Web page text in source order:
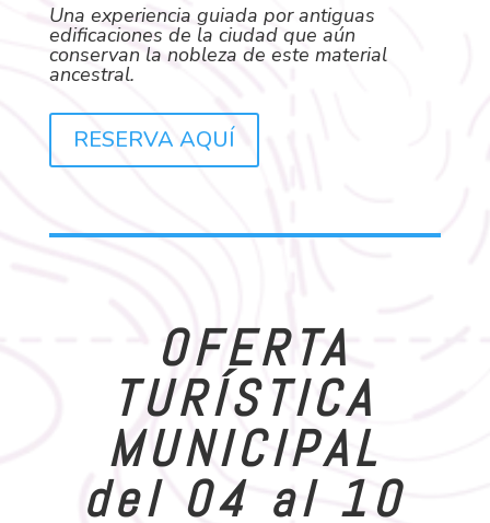
Una experiencia guiada por antiguas
edificaciones de la ciudad que aún
conservan la nobleza de este material
ancestral.
RESERVA AQUÍ
OFERTA
TURÍSTICA
MUNICIPAL
del 04 al 10